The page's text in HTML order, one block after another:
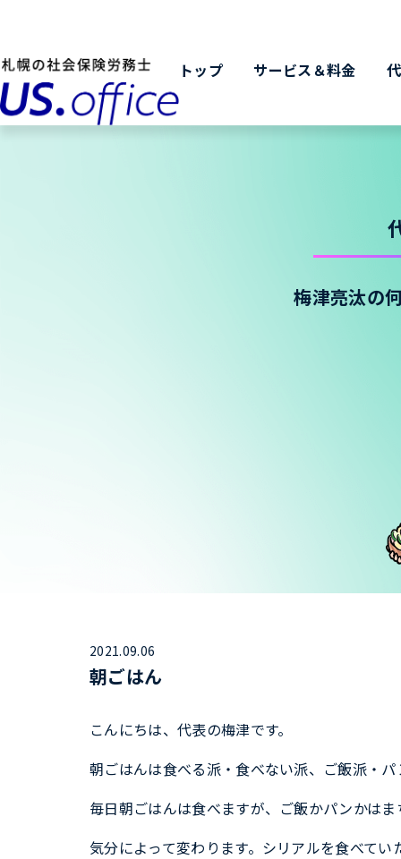
トップ サービス＆料金
梅津亮汰の
2021.09.06
朝ごはん
こんにちは、代表の梅津です。
朝ごはんは食べる派・食べない派、ご飯派・
毎日朝ごはんは食べますが、ご飯かパンかはま
気分によって変わります。シリアルを食べてい